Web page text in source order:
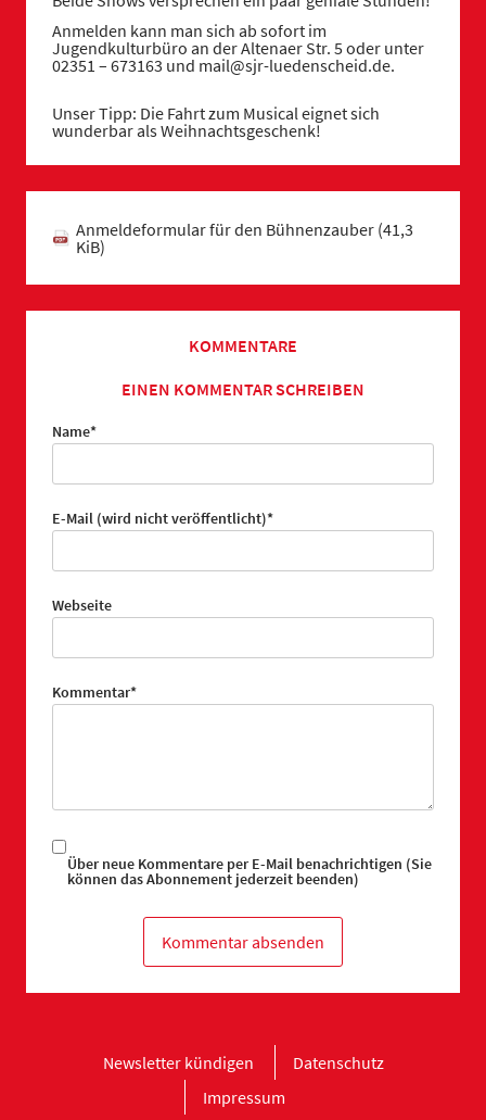
Anmelden kann man sich ab sofort im
Jugendkulturbüro an der Altenaer Str. 5 oder unter
02351 – 673163 und mail@sjr-luedenscheid.de.
Unser Tipp: Die Fahrt zum Musical eignet sich
wunderbar als Weihnachtsgeschenk!
Anmeldeformular für den Bühnenzauber (41,3
KiB)
KOMMENTARE
EINEN KOMMENTAR SCHREIBEN
Pflichtfeld
Name*
Pflichtfeld
E-Mail (wird nicht veröffentlicht)*
Webseite
Pflichtfeld
Kommentar*
Über neue Kommentare per E-Mail benachrichtigen (Sie
können das Abonnement jederzeit beenden)
Kommentar absenden
NavigationNewsletter kündigen
Datenschutz
Impressum